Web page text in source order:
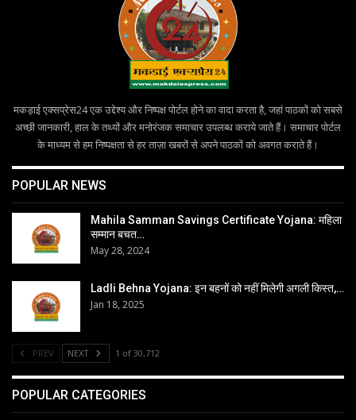
मकड़ाई एक्सप्रेस24 एक उद्देश्य और निष्पक्ष पोर्टल होने का वादा करता है, जहां पाठकों को सबसे
अच्छी जानकारी, हाल के तथ्यों और मनोरंजक समाचार उपलब्ध कराये जाते हैं। समाचार पोर्टल
के माध्यम से हम निष्पक्षता से हर ताज़ा खबरों से अपने पाठकों को अवगत कराते हैं।
POPULAR NEWS
Mahila Samman Savings Certificate Yojana: महिला
सम्मान बचत…
May 28, 2024
Ladli Behna Yojana: इन बहनों को नहीं मिलेगी अगली किस्त,…
Jan 18, 2025
PREV NEXT 1 of 30,712
POPULAR CATEGORIES